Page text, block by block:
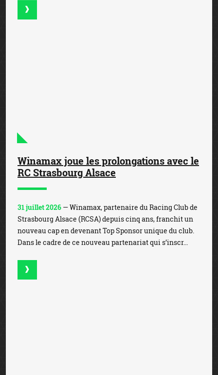
Winamax joue les prolongations avec le
RC Strasbourg Alsace
31 juillet 2026 — Winamax, partenaire du Racing Club de
Strasbourg Alsace (RCSA) depuis cinq ans, franchit un
nouveau cap en devenant Top Sponsor unique du club.
Dans le cadre de ce nouveau partenariat qui s’inscr...